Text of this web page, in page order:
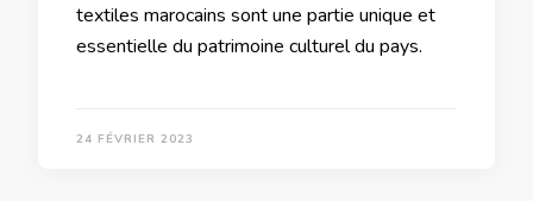
textiles marocains sont une partie unique et
essentielle du patrimoine culturel du pays.
24 FÉVRIER 2023